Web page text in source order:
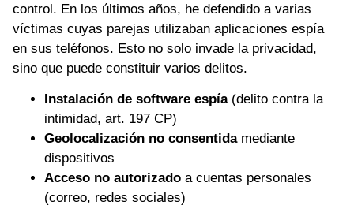
control. En los últimos años, he defendido a varias
víctimas cuyas parejas utilizaban aplicaciones espía
en sus teléfonos. Esto no solo invade la privacidad,
sino que puede constituir varios delitos.
Instalación de software espía(delito contra la
intimidad, art. 197 CP)
Geolocalización no consentidamediante
dispositivos
Acceso no autorizado a cuentas personales
(correo, redes sociales)